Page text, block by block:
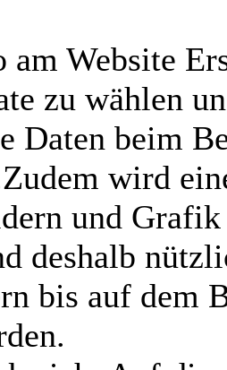
am Website
zu wählen
Daten beim
wird
und
deshalb
bis auf dem